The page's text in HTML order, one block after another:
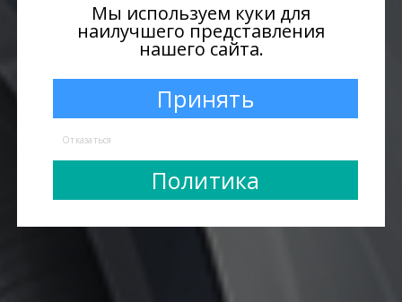
Мы используем куки для
наилучшего представления
нашего сайта.
Принять
Отказаться
Политика